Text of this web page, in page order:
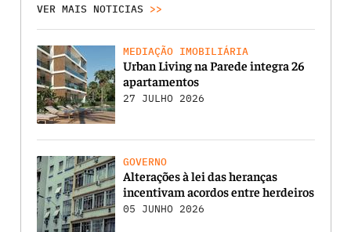
VER MAIS NOTICIAS >>
MEDIAÇÃO IMOBILIÁRIA
Urban Living na Parede integra 26
apartamentos
27 JULHO 2026
GOVERNO
Alterações à lei das heranças
incentivam acordos entre herdeiros
05 JUNHO 2026